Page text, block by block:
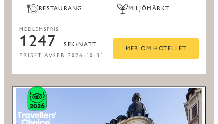
RESTAURANG MILJÖMÄRKT
MEDLEMSPRIS
1247 SEK/NATT
PRISET AVSER 2026-10-31
MER OM HOTELLET